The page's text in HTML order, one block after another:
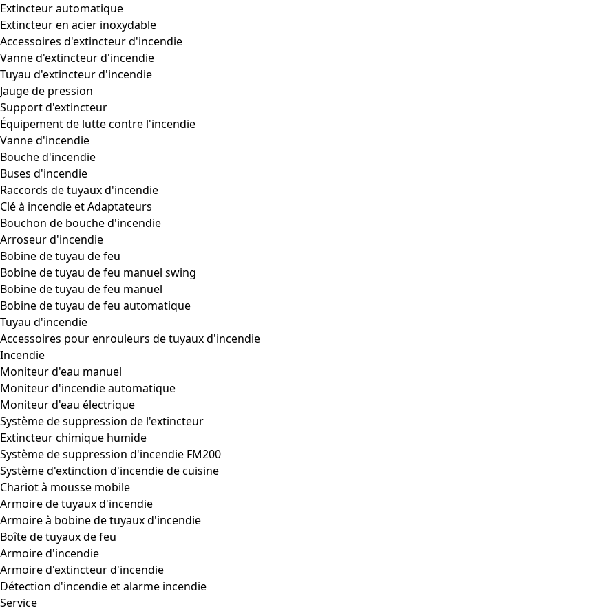
Extincteur automatique
Extincteur en acier inoxydable
Accessoires d'extincteur d'incendie
Vanne d'extincteur d'incendie
Tuyau d'extincteur d'incendie
Jauge de pression
Support d'extincteur
Équipement de lutte contre l'incendie
Vanne d'incendie
Bouche d'incendie
Buses d'incendie
Raccords de tuyaux d'incendie
Clé à incendie et Adaptateurs
Bouchon de bouche d'incendie
Arroseur d'incendie
Bobine de tuyau de feu
Bobine de tuyau de feu manuel swing
Bobine de tuyau de feu manuel
Bobine de tuyau de feu automatique
Tuyau d'incendie
Accessoires pour enrouleurs de tuyaux d'incendie
Incendie
Moniteur d'eau manuel
Moniteur d'incendie automatique
Moniteur d'eau électrique
Système de suppression de l'extincteur
Extincteur chimique humide
Système de suppression d'incendie FM200
Système d'extinction d'incendie de cuisine
Chariot à mousse mobile
Armoire de tuyaux d'incendie
Armoire à bobine de tuyaux d'incendie
Boîte de tuyaux de feu
Armoire d'incendie
Armoire d'extincteur d'incendie
Détection d'incendie et alarme incendie
Service